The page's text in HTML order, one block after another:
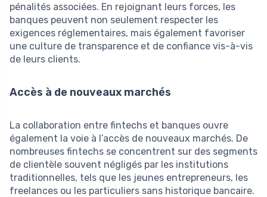
pénalités associées. En rejoignant leurs forces, les
banques peuvent non seulement respecter les
exigences réglementaires, mais également favoriser
une culture de transparence et de confiance vis-à-vis
de leurs clients.
Accès à de nouveaux marchés
La collaboration entre fintechs et banques ouvre
également la voie à l’accès de nouveaux marchés. De
nombreuses fintechs se concentrent sur des segments
de clientèle souvent négligés par les institutions
traditionnelles, tels que les jeunes entrepreneurs, les
freelances ou les particuliers sans historique bancaire.